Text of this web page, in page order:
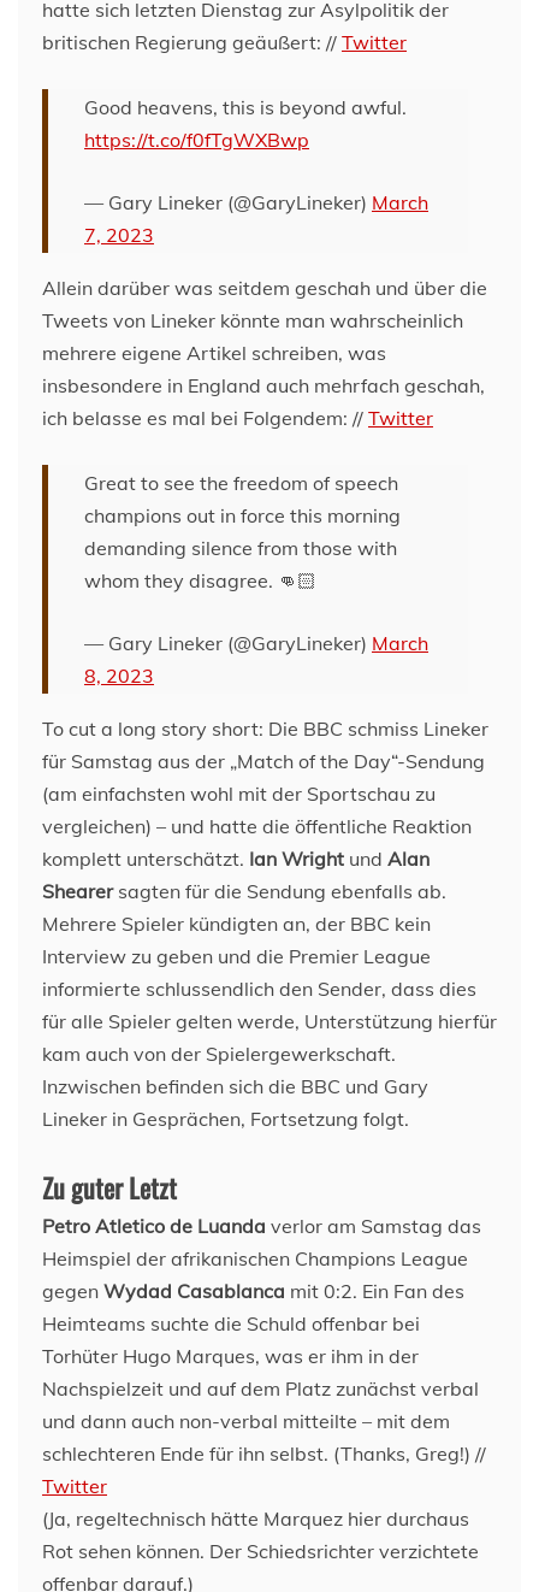
hatte sich letzten Dienstag zur Asylpolitik der
britischen Regierung geäußert: // Twitter
Good heavens, this is beyond awful.
https://t.co/f0fTgWXBwp
— Gary Lineker (@GaryLineker) March
7, 2023
Allein darüber was seitdem geschah und über die
Tweets von Lineker könnte man wahrscheinlich
mehrere eigene Artikel schreiben, was
insbesondere in England auch mehrfach geschah,
ich belasse es mal bei Folgendem: // Twitter
Great to see the freedom of speech
champions out in force this morning
demanding silence from those with
whom they disagree. 👊🏻
— Gary Lineker (@GaryLineker) March
8, 2023
To cut a long story short: Die BBC schmiss Lineker
für Samstag aus der „Match of the Day“-Sendung
(am einfachsten wohl mit der Sportschau zu
vergleichen) – und hatte die öffentliche Reaktion
komplett unterschätzt. Ian Wright und Alan
Shearersagten für die Sendung ebenfalls ab.
Mehrere Spieler kündigten an, der BBC kein
Interview zu geben und die Premier League
informierte schlussendlich den Sender, dass dies
für alle Spieler gelten werde, Unterstützung hierfür
kam auch von der Spielergewerkschaft.
Inzwischen befinden sich die BBC und Gary
Lineker in Gesprächen, Fortsetzung folgt.
Zu guter Letzt
Petro Atletico de Luanda verlor am Samstag das
Heimspiel der afrikanischen Champions League
gegen Wydad Casablanca mit 0:2. Ein Fan des
Heimteams suchte die Schuld offenbar bei
Torhüter Hugo Marques, was er ihm in der
Nachspielzeit und auf dem Platz zunächst verbal
und dann auch non-verbal mitteilte – mit dem
schlechteren Ende für ihn selbst. (Thanks, Greg!) //
Twitter
(Ja, regeltechnisch hätte Marquez hier durchaus
Rot sehen können. Der Schiedsrichter verzichtete
offenbar darauf.)